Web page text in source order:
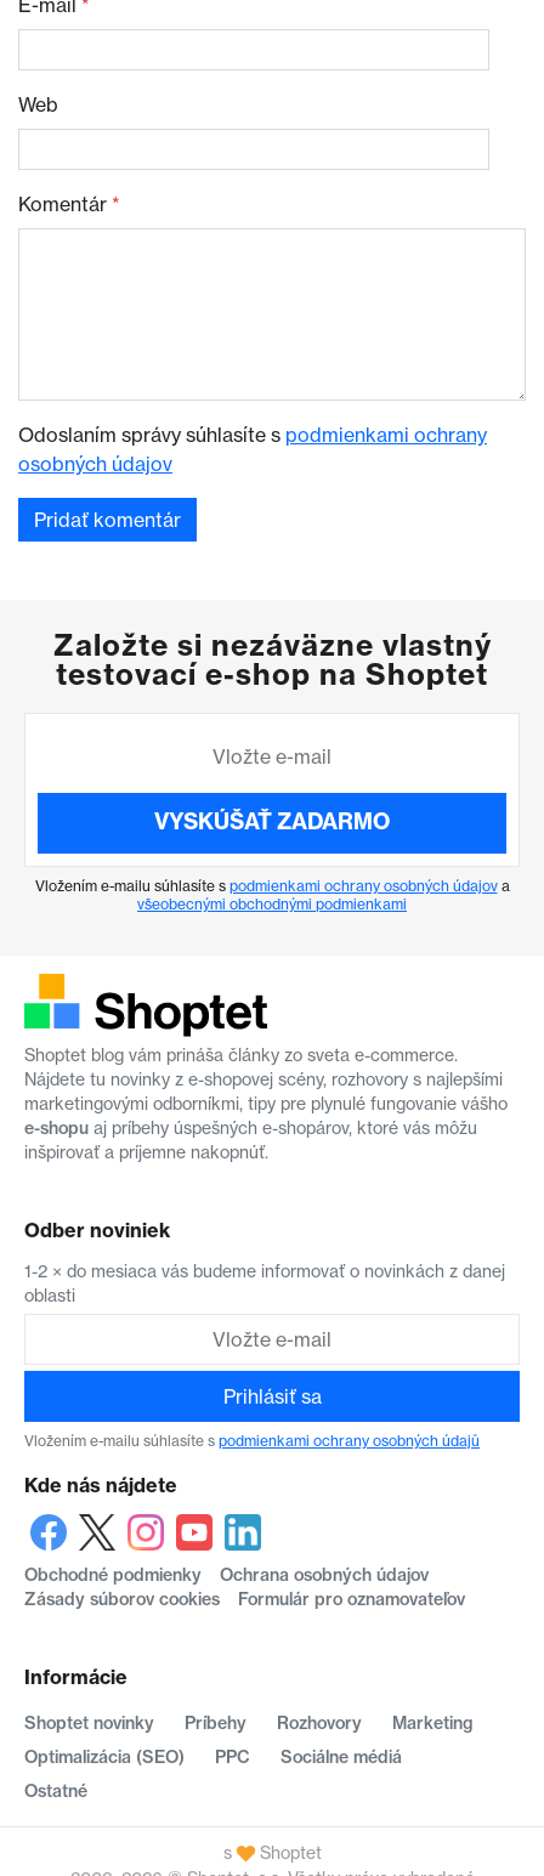
Web
Komentár *
Odoslaním správy súhlasíte s podmienkami ochrany
osobných údajov
Založte si nezáväzne vlastný
testovací e-shop na Shoptet
VYSKÚŠAŤ ZADARMO
Vložením e-mailu súhlasíte s podmienkami ochrany osobných údajova
všeobecnými obchodnými podmienkami
Shoptet blog vám prináša články zo sveta e-commerce.
Nájdete tu novinky z e-shopovej scény, rozhovory s najlepšími
marketingovými odborníkmi, tipy pre plynulé fungovanie vášho
e-shopu aj príbehy úspešných e-shopárov, ktoré vás môžu
inšpirovať a príjemne nakopnúť.
Informácie
Shoptet novinky Príbehy Rozhovory
Marketing
Optimalizácia (SEO)
PPC
Sociálne médiá
Ostatné
Odber noviniek
1-2 × do mesiaca vás budeme informovať o novinkách z danej
oblasti
Prihlásiť sa
Vložením e-mailu súhlasíte s podmienkami ochrany osobných údajů
Kde nás nájdete
Obchodné podmienky
Ochrana osobných údajov
Zásady súborov cookies
Formulár pro oznamovateľov
s
Shoptet